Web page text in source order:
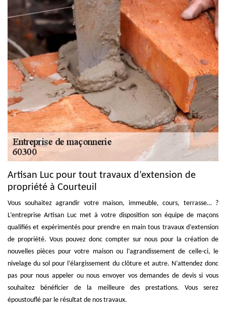
Artisan Luc pour tout travaux d’extension de
propriété à Courteuil
Vous souhaitez agrandir votre maison, immeuble, cours, terrasse… ?
L’entreprise Artisan Luc met à votre disposition son équipe de maçons
qualifiés et expérimentés pour prendre en main tous travaux d’extension
de propriété. Vous pouvez donc compter sur nous pour la création de
nouvelles pièces pour votre maison ou l’agrandissement de celle-ci, le
nivelage du sol pour l’élargissement du clôture et autre. N’attendez donc
pas pour nous appeler ou nous envoyer vos demandes de devis si vous
souhaitez bénéficier de la meilleure des prestations. Vous serez
époustouflé par le résultat de nos travaux.